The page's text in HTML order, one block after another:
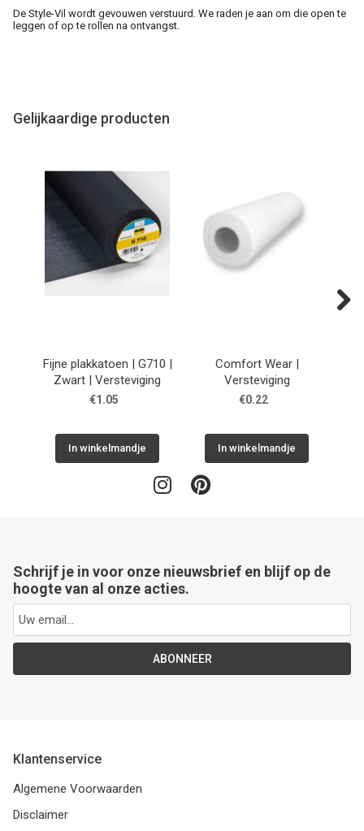
De Style-Vil wordt gevouwen verstuurd. We raden je aan om die open te
leggen of op te rollen na ontvangst.
Gelijkaardige producten
Fijne plakkatoen | G710 |
Zwart | Versteviging
€1.05
In winkelmandje
Comfort Wear |
Versteviging
€0.22
In winkelmandje
Schrijf je in voor onze nieuwsbrief en blijf op de
hoogte van al onze acties.
ABONNEER
Klantenservice
Algemene Voorwaarden
Disclaimer